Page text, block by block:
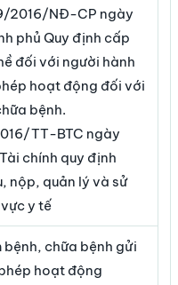
2016/NĐ-CP ngày
phủ Quy định cấp
đối với người hành
hoạt động đối với
bệnh.
TT-BTC ngày
chính quy định
nộp, quản lý và sử
y tế
bệnh, chữa bệnh gửi
hoạt động